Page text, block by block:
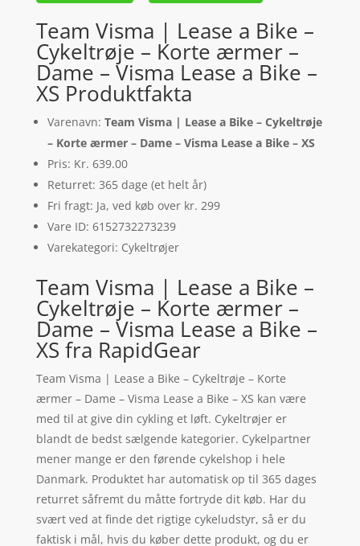
Team Visma | Lease a Bike –
Cykeltrøje – Korte ærmer –
Dame – Visma Lease a Bike –
XS Produktfakta
Varenavn: Team Visma | Lease a Bike – Cykeltrøje
– Korte ærmer – Dame – Visma Lease a Bike – XS
Pris: Kr. 639.00
Returret: 365 dage (et helt år)
Fri fragt: Ja, ved køb over kr. 299
Vare ID: 6152732273239
Varekategori: Cykeltrøjer
Team Visma | Lease a Bike –
Cykeltrøje – Korte ærmer –
Dame – Visma Lease a Bike –
XS fra RapidGear
Team Visma | Lease a Bike – Cykeltrøje – Korte
ærmer – Dame – Visma Lease a Bike – XS kan være
med til at give din cykling et løft. Cykeltrøjer er
blandt de bedst sælgende kategorier. Cykelpartner
mener mange er den førende cykelshop i hele
Danmark. Produktet har automatisk op til 365 dages
returret såfremt du måtte fortryde dit køb. Har du
svært ved at finde det rigtige cykeludstyr, så er du
faktisk i mål, hvis du køber dette produkt, og du er